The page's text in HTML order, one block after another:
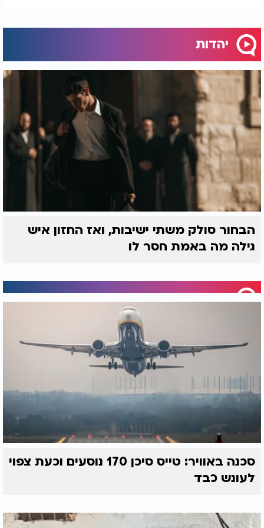
יהדות
הבחור סולק משתי ישיבות, ואז החזון איש
גילה מה באמת חסר לו
סכנה באוויר: טייס סיכן 170 נוסעים וכעת צפוי
לעונש כבד